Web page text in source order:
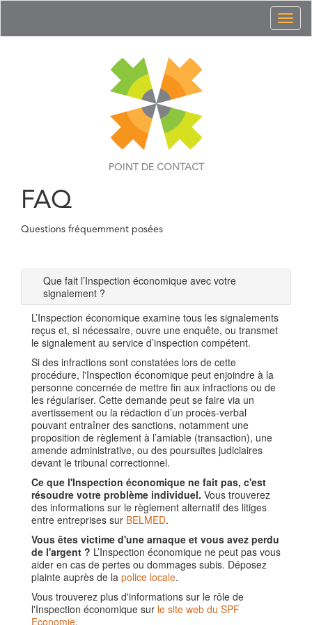
POINT DE CONTACT
FAQ
Questions fréquemment posées
Que fait l’Inspection économique avec votre
signalement ?
L’Inspection économique examine tous les signalements
reçus et, si nécessaire, ouvre une enquête, ou transmet
le signalement au service d’inspection compétent.
Si des infractions sont constatées lors de cette
procédure, l'Inspection économique peut enjoindre à la
personne concernée de mettre fin aux infractions ou de
les régulariser. Cette demande peut se faire via un
avertissement ou la rédaction d’un procès-verbal
pouvant entraîner des sanctions, notamment une
proposition de règlement à l’amiable (transaction), une
amende administrative, ou des poursuites judiciaires
devant le tribunal correctionnel.
Ce que l'Inspection économique ne fait pas, c'est
résoudre votre problème individuel. Vous trouverez
des informations sur le règlement alternatif des litiges
entre entreprises sur BELMED.
Vous êtes victime d'une arnaque et vous avez perdu
de l'argent ? L’Inspection économique ne peut pas vous
aider en cas de pertes ou dommages subis. Déposez
plainte auprès de la police locale.
Vous trouverez plus d'informations sur le rôle de
l'Inspection économique sur le site web du SPF
Economie.